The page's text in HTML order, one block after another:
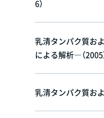
6）
乳清タンパク質お
による解析―（2005
乳清タンパク質お